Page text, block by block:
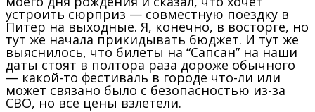
устроить сюрприз — совместную поездку в
Питер на выходные. Я, конечно, в восторге, но
тут же начала прикидывать бюджет. И тут же
выяснилось, что билеты на “Сапсан” на наши
даты стоят в полтора раза дороже обычного
— какой-то фестиваль в городе что-ли или
может связано было с безопасностью из-за
СВО, но все цены взлетели.